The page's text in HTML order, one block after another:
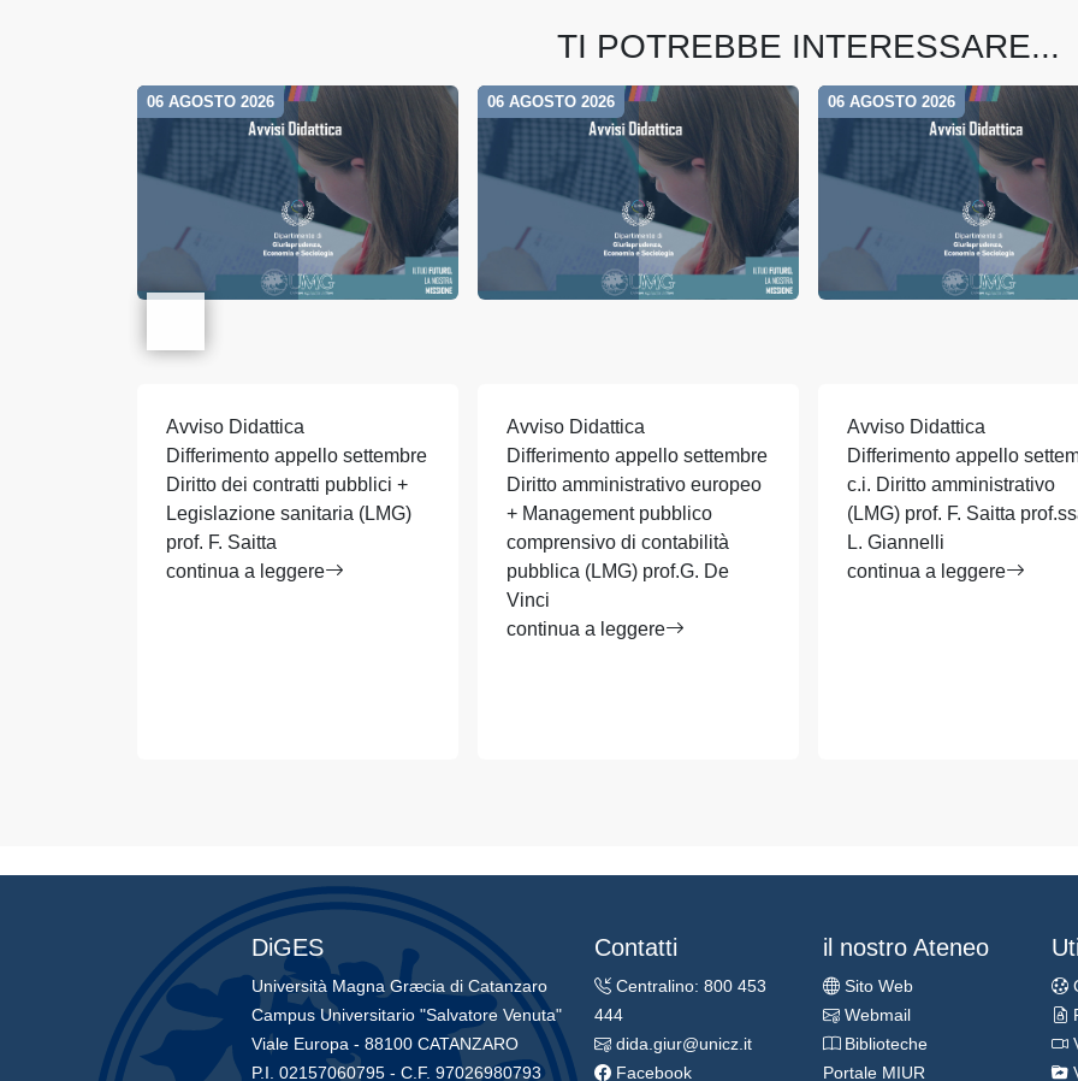
TI POTREBBE INTERESSARE...
06 AGOSTO 2026
Avviso Didattica
Differimento appello settembre
Diritto dei contratti pubblici +
Legislazione sanitaria (LMG)
prof. F. Saitta
continua a leggere
06 AGOSTO 2026
Avviso Didattica
Differimento appello settembre
Diritto amministrativo europeo
+ Management pubblico
comprensivo di contabilità
pubblica (LMG) prof.G. De
Vinci
continua a leggere
06 AGOSTO 2026
Avviso Didattica
Differimento appello
c.i. Diritto amministrativo
(LMG) prof. F. Saitta
L. Giannelli
continua a leggere
DiGES
Università Magna Græcia di Catanzaro
Campus Universitario "Salvatore Venuta"
Viale Europa - 88100 CATANZARO
P.I. 02157060795 - C.F. 97026980793
Contatti
Centralino: 800 453
444
dida.giur@unicz.it
Facebook
il nostro Ateneo
Sito Web
Webmail
Biblioteche
Portale MIUR